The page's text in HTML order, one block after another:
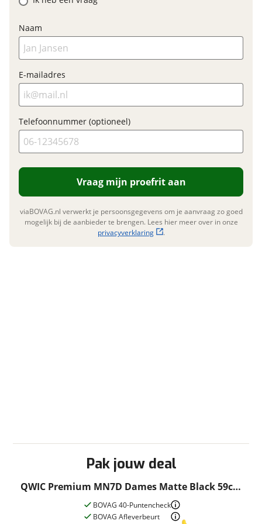
Elektrisch?
Type aandrijving
Trapas
Financieel
BTW/marge
BTW
Bijtellingspercentage
Garanties
Fabrieksgarantie van
Nieuwe accu
Inbegrepen
Meerprijs
€ 0,-
Wat is een nieuwe accu?
Pak jouw deal
QWIC Premium MN7D Dames Matte Black 59cm
XL 2023
BOVAG 40-Puntencheck
BOVAG Afleverbeurt
Naam
E-mailadres
Telefoonnummer (optioneel)
Vraag mijn proefrit aan
viaBOVAG.nl verwerkt je persoonsgegevens om je aanvraag zo goed
mogelijk bij de aanbieder te brengen. Lees hier meer over in onze
privacyverklaring
.